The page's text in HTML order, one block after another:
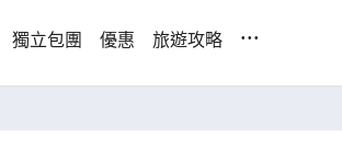
獨立包團 優惠 旅遊攻略 ...